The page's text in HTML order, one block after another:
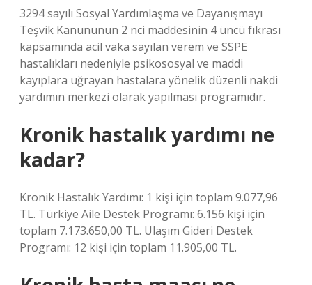
3294 sayılı Sosyal Yardımlaşma ve Dayanışmayı
Teşvik Kanununun 2 nci maddesinin 4 üncü fıkrası
kapsamında acil vaka sayılan verem ve SSPE
hastalıkları nedeniyle psikososyal ve maddi
kayıplara uğrayan hastalara yönelik düzenli nakdi
yardımın merkezi olarak yapılması programıdır.
Kronik hastalık yardımı ne
kadar?
Kronik Hastalık Yardımı: 1 kişi için toplam 9.077,96
TL. Türkiye Aile Destek Programı: 6.156 kişi için
toplam 7.173.650,00 TL. Ulaşım Gideri Destek
Programı: 12 kişi için toplam 11.905,00 TL.